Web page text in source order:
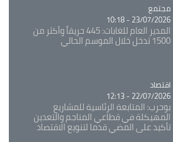
Catégorie
مجتمع
23/07/2026 - 10:18
المدير العام للغابات: 445 حريقاً وأكثر من
1500 تدخل خلال الموسم الحالي
Catégorie
اقتصاد
22/07/2026 - 12:13
بوحرب: المتابعة الرئاسية للمشاريع
المهيكلة في قطاعي المناجم والتعدين
تأكيد على المضي قدما لتنويع الاقتصاد